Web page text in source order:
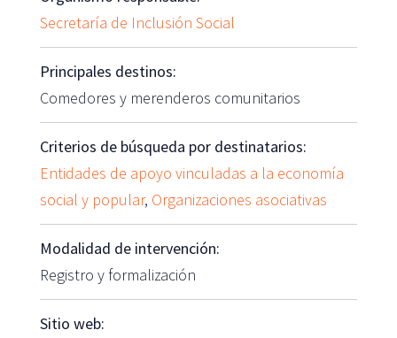
Secretaría de Inclusión Social
Principales destinos:
Comedores y merenderos comunitarios
Criterios de búsqueda por destinatarios:
Entidades de apoyo vinculadas a la economía
social y popular, Organizaciones asociativas
Modalidad de intervención:
Registro y formalización
Sitio web: